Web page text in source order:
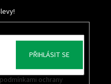
podmínkami ochrany
PŘIHLÁSIT SE